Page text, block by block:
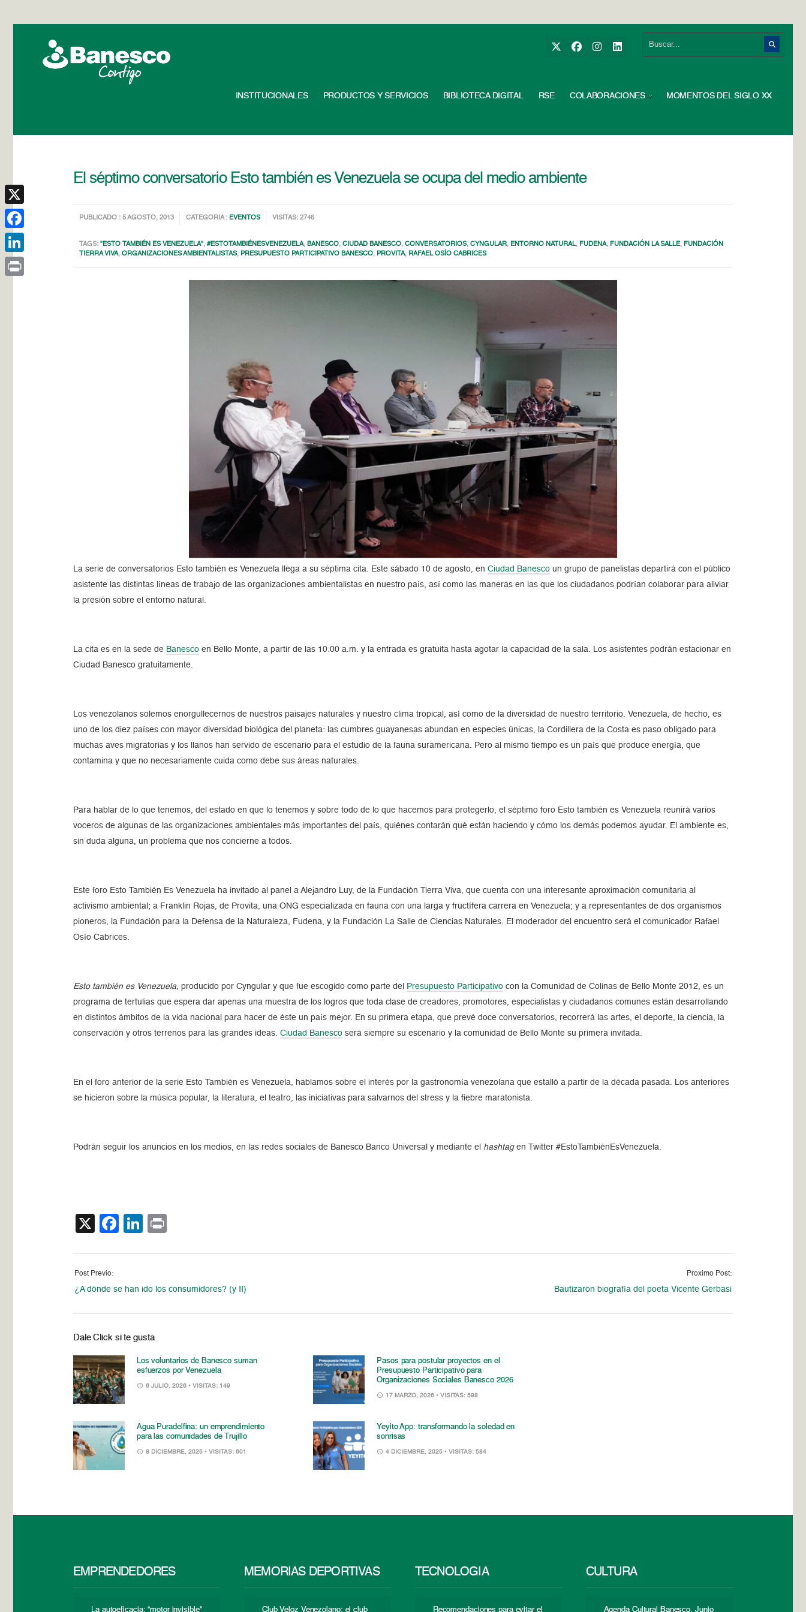
INSTITUCIONALES PRODUCTOS Y SERVICIOS BIBLIOTECA DIGITAL RSE COLABORACIONES MOMENTOS DEL SIGLO XX
El séptimo conversatorio Esto también es Venezuela se ocupa del medio ambiente
PUBLICADO : 5 AGOSTO, 2013 CATEGORIA : EVENTOS VISITAS: 2746
TAGS:"ESTO TAMBIÉN ES VENEZUELA",#ESTOTAMBIÉNESVENEZUELA, BANESCO,CIUDAD BANESCO,CONVERSATORIOS,CYNGULAR, ENTORNO NATURAL, FUDENA, FUNDACIÓN LA SALLE, FUNDACIÓN
TIERRA VIVA,ORGANIZACIONES AMBIENTALISTAS, PRESUPUESTO PARTICIPATIVO BANESCO, PROVITA, RAFAEL OSÍO CABRICES
La serie de conversatorios Esto también es Venezuela llega a su séptima cita. Este sábado 10 de agosto, enCiudad Banesco un grupo de panelistas departirá con el público
asistente las distintas líneas de trabajo de las organizaciones ambientalistas en nuestro país, así como las maneras en las que los ciudadanos podrían colaborar para aliviar
la presión sobre el entorno natural.
La cita es en la sede de Banesco en Bello Monte, a partir de las 10:00 a.m. y la entrada es gratuita hasta agotar la capacidad de la sala. Los asistentes podrán estacionar en
Ciudad Banesco gratuitamente.
Los venezolanos solemos enorgullecernos de nuestros paisajes naturales y nuestro clima tropical, así como de la diversidad de nuestro territorio. Venezuela, de hecho, es
uno de los diez países con mayor diversidad biológica del planeta: las cumbres guayanesas abundan en especies únicas, la Cordillera de la Costa es paso obligado para
muchas aves migratorias y los llanos han servido de escenario para el estudio de la fauna suramericana. Pero al mismo tiempo es un país que produce energía, que
contamina y que no necesariamente cuida como debe sus áreas naturales.
Para hablar de lo que tenemos, del estado en que lo tenemos y sobre todo de lo que hacemos para protegerlo, el séptimo foro Esto también es Venezuela reunirá varios
voceros de algunas de las organizaciones ambientales más importantes del país, quiénes contarán qué están haciendo y cómo los demás podemos ayudar. El ambiente es,
sin duda alguna, un problema que nos concierne a todos.
Este foro Esto También Es Venezuela ha invitado al panel a Alejandro Luy, de la Fundación Tierra Viva, que cuenta con una interesante aproximación comunitaria al
activismo ambiental; a Franklin Rojas, de Provita, una ONG especializada en fauna con una larga y fructífera carrera en Venezuela; y a representantes de dos organismos
pioneros, la Fundación para la Defensa de la Naturaleza, Fudena, y la Fundación La Salle de Ciencias Naturales. El moderador del encuentro será el comunicador Rafael
Osío Cabrices.
Esto también es Venezuela,producido por Cyngular y que fue escogido como parte del Presupuesto Participativo con la Comunidad de Colinas de Bello Monte 2012, es un
programa de tertulias que espera dar apenas una muestra de los logros que toda clase de creadores, promotores, especialistas y ciudadanos comunes están desarrollando
en distintos ámbitos de la vida nacional para hacer de éste un país mejor. En su primera etapa, que prevé doce conversatorios, recorrerá las artes, el deporte, la ciencia, la
conservación y otros terrenos para las grandes ideas.Ciudad Banesco será siempre su escenario y la comunidad de Bello Monte su primera invitada.
En el foro anterior de la serie Esto También es Venezuela, hablamos sobre el interés por la gastronomía venezolana que estalló a partir de la década pasada. Los anteriores
se hicieron sobre la música popular, la literatura, el teatro, las iniciativas para salvarnos del stress y la fiebre maratonista.
Podrán seguir los anuncios en los medios, en las redes sociales de Banesco Banco Universal y mediante el hashtagen Twitter #EstoTambiénEsVenezuela.
X Facebook
LinkedIn
Post Previo:
¿A dónde se han ido los consumidores? (y II)
Proximo Post:
Bautizaron biografía del poeta Vicente Gerbasi
Dale Click si te gusta
Los voluntarios de Banesco suman
esfuerzos por Venezuela
6 JULIO, 2026 • VISITAS: 149
Pasos para postular proyectos en el
Presupuesto Participativo para
Organizaciones Sociales Banesco 2026
17 MARZO, 2026 • VISITAS: 598
Agua Puradelfina: un emprendimiento
para las comunidades de Trujillo
8 DICIEMBRE, 2025 • VISITAS: 601
Yeyito App: transformando la soledad en
sonrisas
4 DICIEMBRE, 2025 • VISITAS: 584
EMPRENDEDORES
La autoeficacia: “motor invisible”
MEMORIAS DEPORTIVAS
Club Veloz Venezolano: el club
TECNOLOGÍA
Recomendaciones para evitar el
CULTURA
Agenda Cultural Banesco. Junio
X
Facebook
LinkedIn